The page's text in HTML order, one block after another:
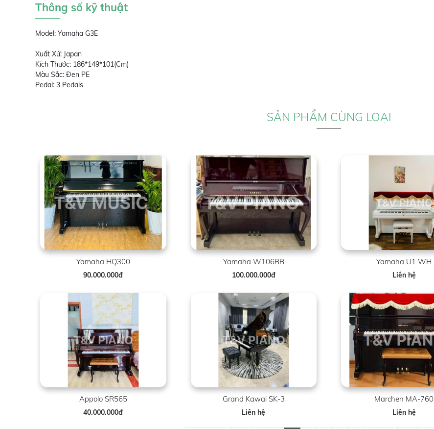
Thông số kỹ thuật
Model: Yamaha G3E
Xuất Xứ: Japan
Kích Thước: 186*149*101(Cm)
Màu Sắc: Đen PE
Pedal: 3 Pedals
SẢN PHẨM CÙNG LOẠI
Yamaha HQ300
90.000.000đ
Yamaha W106BB
100.000.000đ
Yamaha U1 WH
Liên hệ
Appolo SR565
40.000.000đ
Grand Kawai SK-3
Liên hệ
Marchen MA-760
Liên hệ